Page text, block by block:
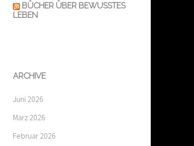
BÜCHER ÜBER BEWUSSTES
LEBEN
ARCHIVE
Juni 2026
März 2026
Februar 2026